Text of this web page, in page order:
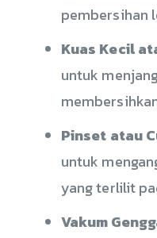
pembersihan
Kuas Kecil
untuk
Pinset atau
untuk
yang terlilit
Vakum